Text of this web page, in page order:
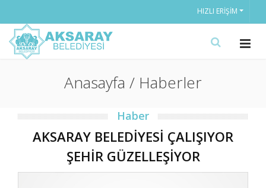
HIZLI ERIŞIM
Anasayfa / Haberler
Haber
AKSARAY BELEDİYESİ ÇALIŞIYOR
ŞEHİR GÜZELLEŞİYOR